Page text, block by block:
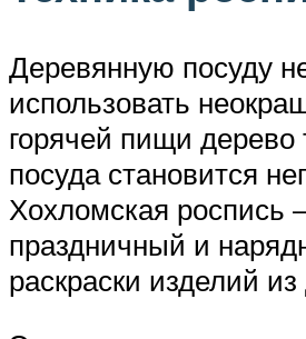
Деревянную посуду
использовать
горячей пищи дерево
посуда становится
Хохломская
праздничный и
раскраски изделий